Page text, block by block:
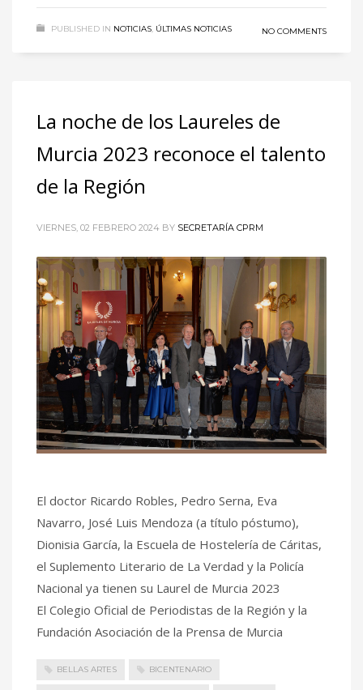
PUBLISHED IN NOTICIAS, ÚLTIMAS NOTICIAS NO COMMENTS
La noche de los Laureles de
Murcia 2023 reconoce el talento
de la Región
VIERNES, 02 FEBRERO 2024 BY SECRETARÍA CPRM
El doctor Ricardo Robles, Pedro Serna, Eva
Navarro, José Luis Mendoza (a título póstumo),
Dionisia García, la Escuela de Hostelería de Cáritas,
el Suplemento Literario de La Verdad y la Policía
Nacional ya tienen su Laurel de Murcia 2023
El Colegio Oficial de Periodistas de la Región y la
Fundación Asociación de la Prensa de Murcia
BELLAS ARTES BICENTENARIO